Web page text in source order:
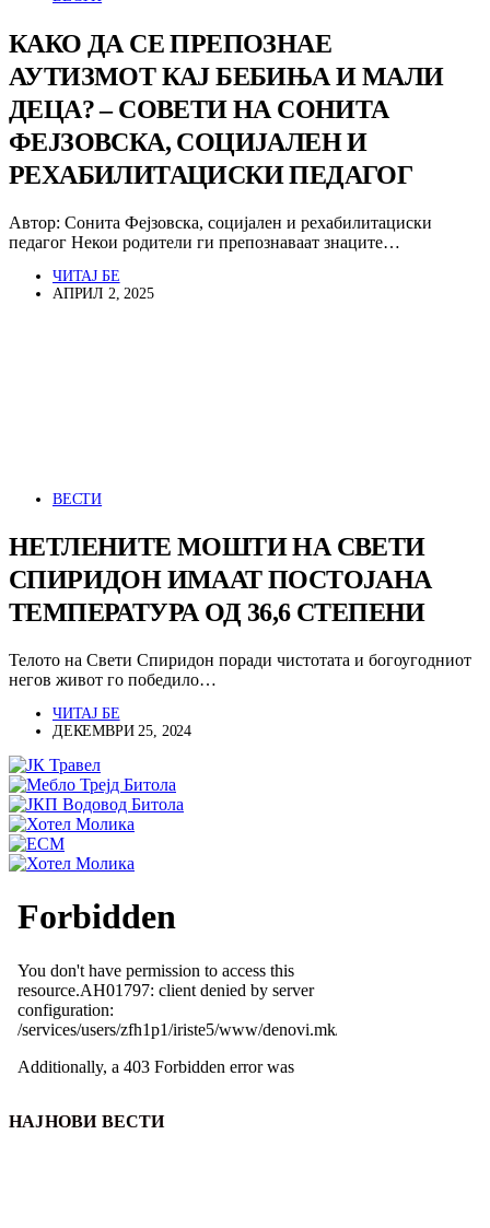
КАКО ДА СЕ ПРЕПОЗНАЕ
АУТИЗМОТ КАЈ БЕБИЊА И МАЛИ
ДЕЦА? – СОВЕТИ НА СОНИТА
ФЕЈЗОВСКА, СОЦИЈАЛЕН И
РЕХАБИЛИТАЦИСКИ ПЕДАГОГ
Автор: Сонита Фејзовска, социјален и рехабилитациски
педагог Некои родители ги препознаваат знаците…
ЧИТАЈ БЕ
АПРИЛ 2, 2025
ВЕСТИ
НЕТЛЕНИТЕ МОШТИ НА СВЕТИ
СПИРИДОН ИМААТ ПОСТОЈАНА
ТЕМПЕРАТУРА ОД 36,6 СТЕПЕНИ
Телото на Свети Спиридон поради чистотата и богоугодниот
негов живот го победило…
ЧИТАЈ БЕ
ДЕКЕМВРИ 25, 2024
НАЈНОВИ ВЕСТИ